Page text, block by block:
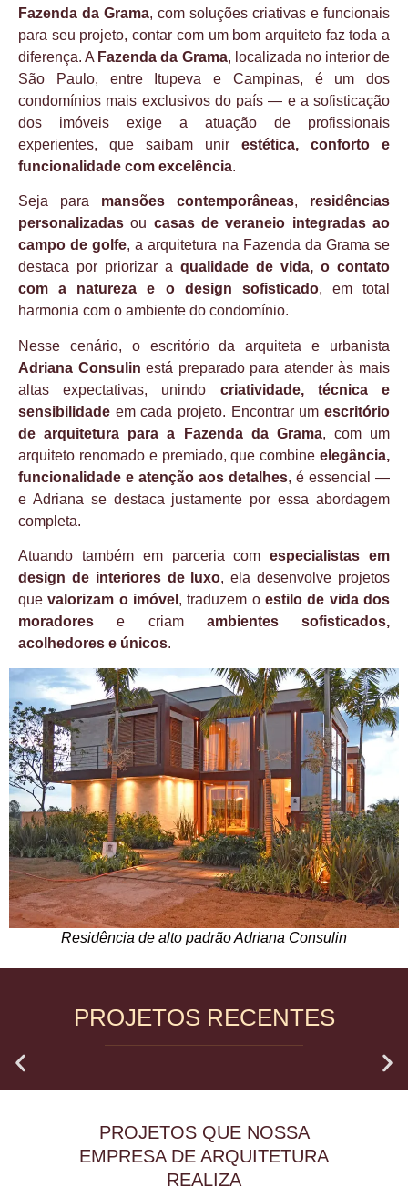
Fazenda da Grama, com soluções criativas e funcionais
para seu projeto, contar com um bom arquiteto faz toda a
diferença. A Fazenda da Grama, localizada no interior de
São Paulo, entre Itupeva e Campinas, é um dos
condomínios mais exclusivos do país — e a sofisticação
dos imóveis exige a atuação de profissionais
experientes, que saibam unir estética, conforto e
funcionalidade com excelência.
Seja para mansões contemporâneas, residências
personalizadas ou casas de veraneio integradas ao
campo de golfe, a arquitetura na Fazenda da Grama se
destaca por priorizar a qualidade de vida, o contato
com a natureza e o design sofisticado, em total
harmonia com o ambiente do condomínio.
Nesse cenário, o escritório da arquiteta e urbanista
Adriana Consulin está preparado para atender às mais
altas expectativas, unindo criatividade, técnica e
sensibilidade em cada projeto. Encontrar um escritório
de arquitetura para a Fazenda da Grama, com um
arquiteto renomado e premiado, que combine elegância,
funcionalidade e atenção aos detalhes, é essencial —
e Adriana se destaca justamente por essa abordagem
completa.
Atuando também em parceria comespecialistas em
design de interiores de luxo, ela desenvolve projetos
quevalorizam o imóvel , traduzem oestilo de vida dos
moradores e criam ambientes sofisticados,
acolhedores e únicos.
Residência de alto padrão Adriana Consulin
PROJETOS RECENTES
PROJETOS QUE NOSSA
EMPRESA DE ARQUITETURA
REALIZA